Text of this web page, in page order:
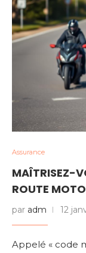
Assurance
MAÎTRISEZ-
ROUTE
par adm 12
Appelé « code